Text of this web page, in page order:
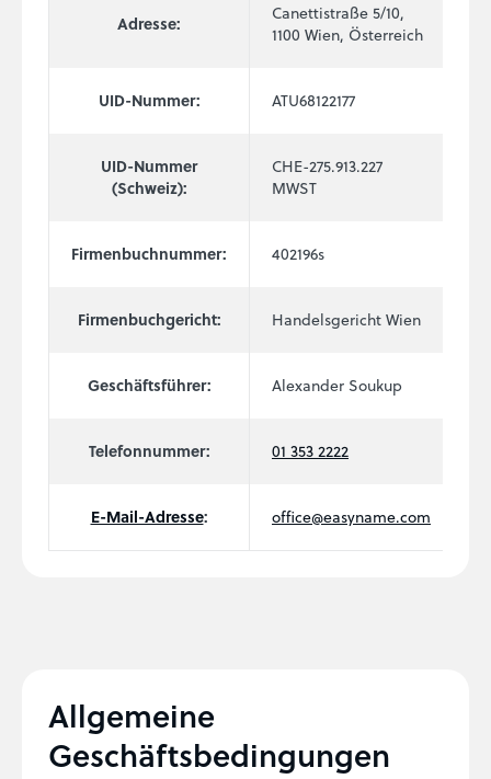
Adresse:
Canettistraße 5/10,
1100 Wien, Österreich
UID-Nummer: ATU68122177
UID-Nummer
(Schweiz):
CHE-275.913.227
MWST
Firmenbuchnummer: 402196s
Firmenbuchgericht: Handelsgericht Wien
Geschäftsführer: Alexander Soukup
Telefonnummer: 01 353 2222
E-Mail-Adresse: office@easyname.com
Allgemeine
Geschäftsbedingungen